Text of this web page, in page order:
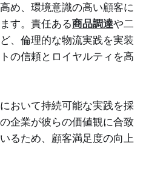
め、環境意識の高い顧客に
す。責任ある商品調達や二
、倫理的な物流実践を実装
の信頼とロイヤルティを高
おいて持続可能な実践を採
企業が彼らの価値観に合致
るため、顧客満足度の向上